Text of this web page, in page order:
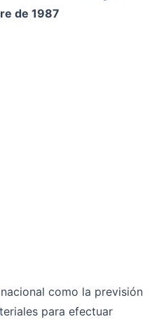
de 1987
como la previsión
para efectuar